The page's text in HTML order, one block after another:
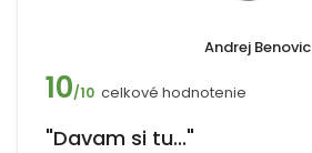
Andrej Benovic
10/10 celkové hodnotenie
"Davam si tu..."